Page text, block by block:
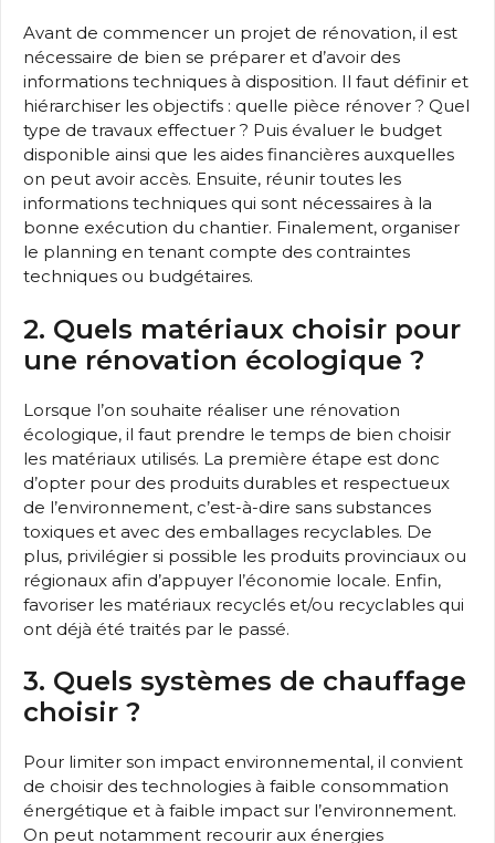
Avant de commencer un projet de rénovation, il est
nécessaire de bien se préparer et d’avoir des
informations techniques à disposition. Il faut définir et
hiérarchiser les objectifs : quelle pièce rénover ? Quel
type de travaux effectuer ? Puis évaluer le budget
disponible ainsi que les aides financières auxquelles
on peut avoir accès. Ensuite, réunir toutes les
informations techniques qui sont nécessaires à la
bonne exécution du chantier. Finalement, organiser
le planning en tenant compte des contraintes
techniques ou budgétaires.
2. Quels matériaux choisir pour
une rénovation écologique ?
Lorsque l’on souhaite réaliser une rénovation
écologique, il faut prendre le temps de bien choisir
les matériaux utilisés. La première étape est donc
d’opter pour des produits durables et respectueux
de l’environnement, c’est-à-dire sans substances
toxiques et avec des emballages recyclables. De
plus, privilégier si possible les produits provinciaux ou
régionaux afin d’appuyer l’économie locale. Enfin,
favoriser les matériaux recyclés et/ou recyclables qui
ont déjà été traités par le passé.
3. Quels systèmes de chauffage
choisir ?
Pour limiter son impact environnemental, il convient
de choisir des technologies à faible consommation
énergétique et à faible impact sur l’environnement.
On peut notamment recourir aux énergies